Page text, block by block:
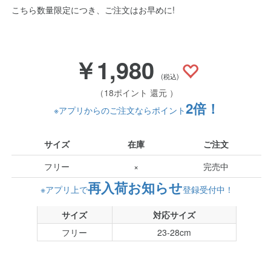
こちら数量限定につき、ご注文はお早めに!
￥1,980 (税込)
（18ポイント 還元 ）
※アプリからのご注文ならポイント2倍！
サイズ 在庫
ご注文
フリー
×
完売中
※アプリ上で再入荷お知らせ登録受付中！
サイズ
対応サイズ
フリー
23-28cm